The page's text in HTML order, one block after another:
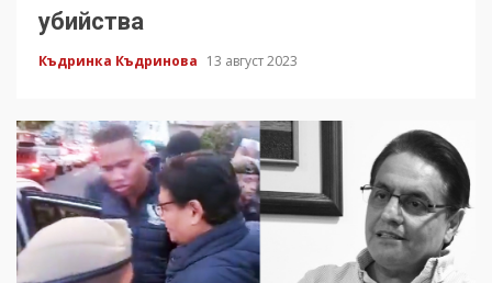
убийства
Къдринка Къдринова 13 август 2023